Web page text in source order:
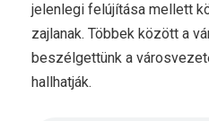
jelenlegi felújítása mellett
zajlanak. Többek között a
beszélgettünk a
hallhatják.